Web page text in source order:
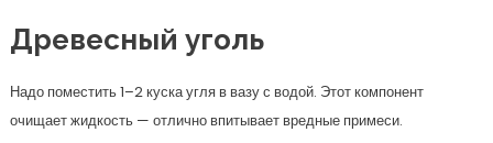
Древесный уголь
Надо поместить 1–2 куска угля в вазу с водой. Этот компонент
очищает жидкость — отлично впитывает вредные примеси.